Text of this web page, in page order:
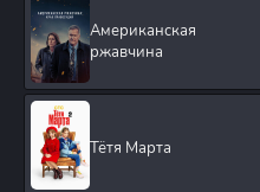
Американская
ржавчина
Тётя Марта